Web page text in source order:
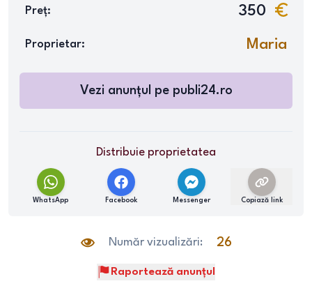
Preț: 350
Proprietar: Maria
Vezi anunțul pe publi24.ro
Distribuie proprietatea
WhatsApp Facebook Messenger Copiază link
Număr vizualizări: 26
Raportează anunțul